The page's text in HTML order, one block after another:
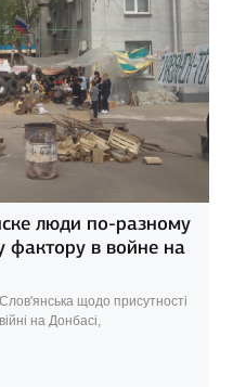
люди по-разному
фактору в войне на
щодо присутності
на Донбасі,